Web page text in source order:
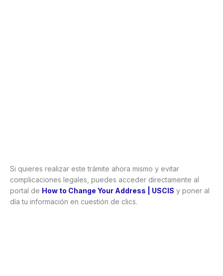
Si quieres realizar este trámite ahora mismo y evitar
complicaciones legales, puedes acceder directamente al
portal de How to Change Your Address | USCIS y poner al
día tu información en cuestión de clics.